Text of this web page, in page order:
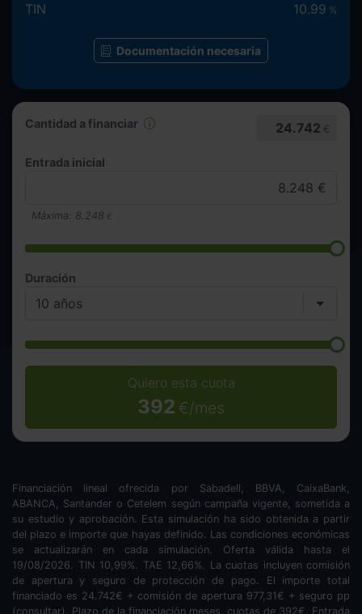
Cantidad a financiar 24.742 €
Entrada inicial
Máxima: 8.248 €
Duración
Quiero esta cuota
392 €/mes
TIN 10.99 %
Documentación necesaria
Financiación lineal ofrecida por Sabadell, BBVA, CaixaBank,
ABANCA, Santander o Cetelem según campaña vigente, sometida a
su estudio y aprobación. Esta simulación ha sido obtenida a partir
del plazo e importe que hayas definido. Las condiciones económicas
se actualizarán en cada simulación. Oferta válida hasta el
19/08/2026. TIN 10,99%. TAE 12,66%. La cuotas incluyen comisión
de apertura y seguro de protección de pago. El importe total
financiado es 24.742€ + comisión de apertura 977,31€ + seguro pp
(consultar). Plazo de la financiación meses. cuotas de 392€. Entrada